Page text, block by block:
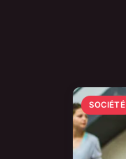
SOCIÉTÉ